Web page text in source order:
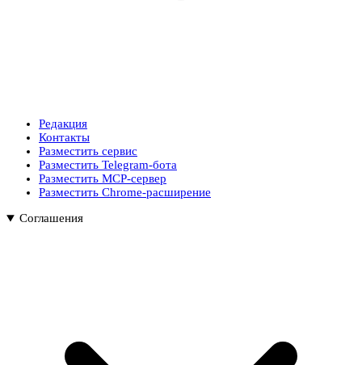
Редакция
Контакты
Разместить сервис
Разместить Telegram-бота
Разместить MCP-сервер
Разместить Chrome-расширение
Соглашения